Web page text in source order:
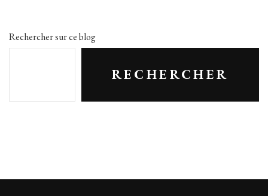
Rechercher sur ce blog
RECHERCHER